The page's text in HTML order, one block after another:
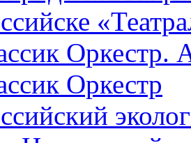
Оркестр.
Оркестр